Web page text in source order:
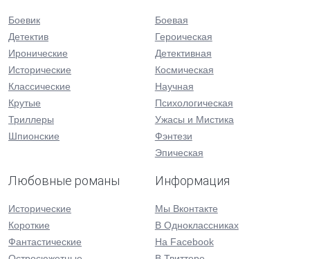
Боевик
Детектив
Иронические
Исторические
Классические
Крутые
Триллеры
Шпионские
Боевая
Героическая
Детективная
Космическая
Научная
Психологическая
Ужасы и Мистика
Фэнтези
Эпическая
Любовные романы
Исторические
Короткие
Фантастические
Информация
Мы Вконтакте
В Одноклассниках
На Facebook